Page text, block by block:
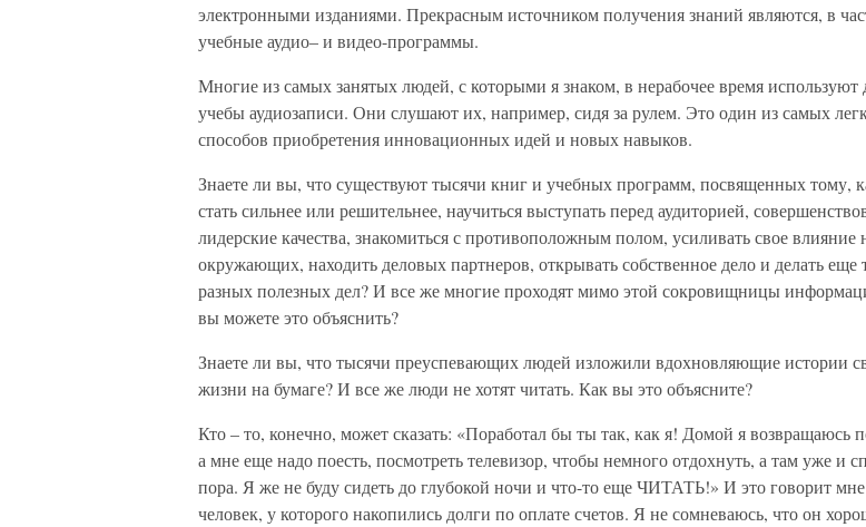
электронными изданиями. Прекрасным источником получения знаний являются, в
учебные аудио– и видео-программы.
Многие из самых занятых людей, с которыми я знаком, в нерабочее время используют
учебы аудиозаписи. Они слушают их, например, сидя за рулем. Это один из самых
способов приобретения инновационных идей и новых навыков.
Знаете ли вы, что существуют тысячи книг и учебных программ, посвященных тому,
стать сильнее или решительнее, научиться выступать перед аудиторией,
лидерские качества, знакомиться с противоположным полом, усиливать свое влияние
окружающих, находить деловых партнеров, открывать собственное дело и делать еще
разных полезных дел? И все же многие проходят мимо этой сокровищницы
вы можете это объяснить?
Знаете ли вы, что тысячи преуспевающих людей изложили вдохновляющие истории
жизни на бумаге? И все же люди не хотят читать. Как вы это объясните?
Кто – то, конечно, может сказать: «Поработал бы ты так, как я! Домой я возвращаюсь
а мне еще надо поесть, посмотреть телевизор, чтобы немного отдохнуть, а там уже и
пора. Я же не буду сидеть до глубокой ночи и что-то еще ЧИТАТЬ!» И это говорит мне
человек, у которого накопились долги по оплате счетов. Я не сомневаюсь, что он